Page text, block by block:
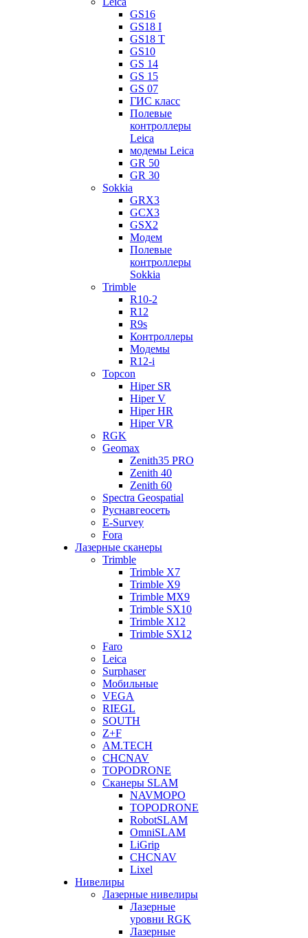
GS16
GS18 I
GS18 T
GS10
GS 14
GS 15
GS 07
ГИС класс
Полевые
контроллеры
Leica
модемы Leica
GR 50
GR 30
Sokkia
GRX3
GCX3
GSX2
Модем
Полевые
контроллеры
Sokkia
Trimble
R10-2
R12
R9s
Контроллеры
Модемы
R12-i
Topcon
Hiper SR
Hiper V
Hiper HR
Hiper VR
RGK
Geomax
Zenith35 PRO
Zenith 40
Zenith 60
Spectra Geospatial
Руснавгеосеть
E-Survey
Fora
Лазерные сканеры
Trimble
Trimble X7
Trimble X9
Trimble MX9
Trimble SX10
Trimble X12
Trimble SX12
Faro
Leica
Surphaser
Мобильные
VEGA
RIEGL
SOUTH
Z+F
AM.TECH
CHCNAV
TOPODRONE
Сканеры SLAM
NAVMOPO
TOPODRONE
RobotSLAM
OmniSLAM
LiGrip
CHCNAV
Lixel
Нивелиры
Лазерные нивелиры
Лазерные
уровни RGK
Лазерные